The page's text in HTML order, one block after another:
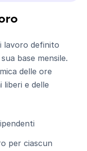
lavoro definito
base mensile.
delle ore
liberi e delle
per ciascun